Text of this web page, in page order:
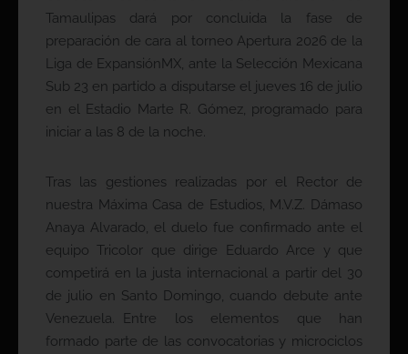
Tamaulipas dará por concluida la fase de
preparación de cara al torneo Apertura 2026 de la
Liga de ExpansiónMX, ante la Selección Mexicana
Sub 23 en partido a disputarse el jueves 16 de julio
en el Estadio Marte R. Gómez, programado para
iniciar a las 8 de la noche.
Tras las gestiones realizadas por el Rector de
nuestra Máxima Casa de Estudios, M.V.Z. Dámaso
Anaya Alvarado, el duelo fue confirmado ante el
equipo Tricolor que dirige Eduardo Arce y que
competirá en la justa internacional a partir del 30
de julio en Santo Domingo, cuando debute ante
Venezuela. Entre los elementos que han
formado parte de las convocatorias y microciclos